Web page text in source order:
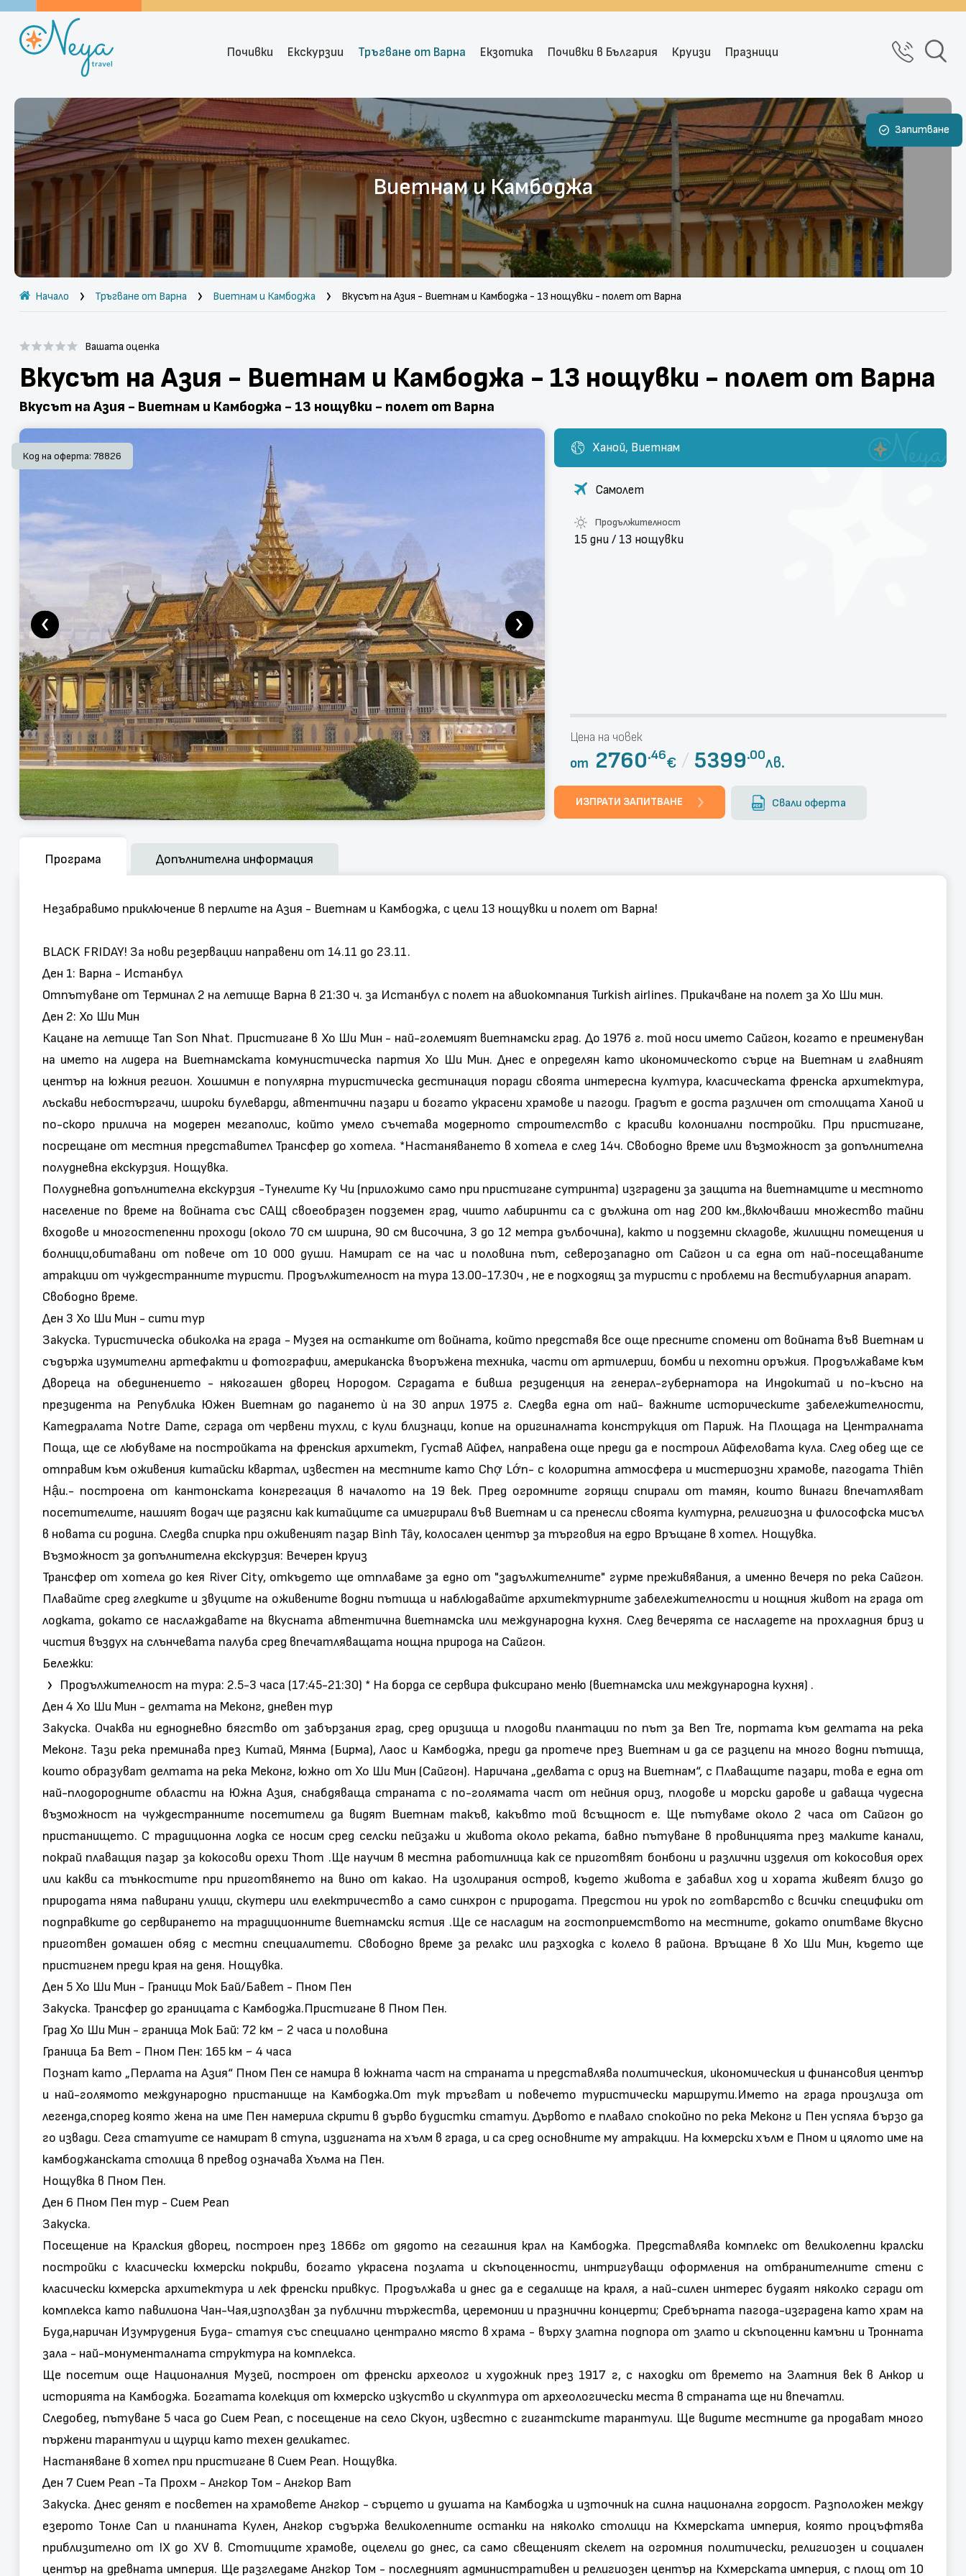
Почивки Екскурзии Тръгване от Варна Екзотика Почивки в България Круизи Празници
Виетнам и Камбоджа
Запитване
Начало Тръгване от Варна Виетнам и Камбоджа Вкусът на Азия - Виетнам и Камбоджа - 13 нощувки - полет от Варна
Вашата оценка
Вкусът на Азия - Виетнам и Камбоджа - 13 нощувки - полет от Варна
Вкусът на Азия - Виетнам и Камбоджа - 13 нощувки - полет от Варна
Код на оферта: 78826
Ханой, Виетнам
Самолет
Продължителност
15 дни / 13 нощувки
Цена на човек
от 2760.46€ / 5399.00лв.
ИЗПРАТИ ЗАПИТВАНЕ Свали оферта
Програма Допълнителна информация
Незабравимо приключение в перлите на Азия - Виетнам и Камбоджа, с цели 13 нощувки и полет от Варна!
BLACK FRIDAY! За нови резервации направени от 14.11 до 23.11.
Ден 1: Варна - Истанбул
Отпътуване от Терминал 2 на летище Варна в 21:30 ч. за Истанбул с полет на авиокомпания Turkish airlines. Прикачване на полет за Хо Ши мин.
Ден 2: Хо Ши Мин
Кацане на летище Tan Son Nhat. Пристигане в Хо Ши Мин - най-големият виетнамски град. До 1976 г. той носи името Сайгон, когато е преименуван
на името на лидера на Виетнамската комунистическа партия Хо Ши Мин. Днес е определян като икономическото сърце на Виетнам и главният
център на южния регион. Хошимин е популярна туристическа дестинация поради своята интересна култура, класическата френска архитектура,
лъскави небостъргачи, широки булеварди, автентични пазари и богато украсени храмове и пагоди. Градът е доста различен от столицата Ханой и
по-скоро прилича на модерен мегаполис, който умело съчетава модерното строителство с красиви колониални постройки. При пристигане,
посрещане от местния представител Трансфер до хотела. *Настаняването в хотела е след 14ч. Свободно време или възможност за допълнителна
полудневна екскурзия. Нощувка.
Полудневна допълнителна екскурзия -Тунелите Ку Чи (приложимо само при пристигане сутринта) изградени за защита на виетнамците и местното
население по време на войната със САЩ своеобразен подземен град, чиито лабиринти са с дължина от над 200 км.,включваши множество тайни
входове и многостепенни проходи (около 70 см ширина, 90 см височина, 3 до 12 метра дълбочина), както и подземни складове, жилищни помещения и
болници,обитавани от повече от 10 000 души. Намират се на час и половина път, северозападно от Сайгон и са една от най-посещаваните
атракции от чуждестранните туристи. Продължителност на тура 13.00-17.30ч , не е подходящ за туристи с проблеми на вестибуларния апарат.
Свободно време.
Ден 3 Хо Ши Мин - сити тур
Закуска. Туристическа обиколка на града - Музея на останките от войната, който представя все още пресните спомени от войната във Виетнам и
съдържа изумителни артефакти и фотографии, американска въоръжена техника, части от артилерии, бомби и пехотни оръжия. Продължаваме към
Двореца на обединението - някогашен дворец Нородом. Сградата е бивша резиденция на генерал-губернатора на Индокитай и по-късно на
президента на Република Южен Виетнам до падането ѝ на 30 април 1975 г. Следва една от най- важните историческите забележителности,
Катедралата Notre Dame, сграда от червени тухли, с кули близнаци, копие на оригиналната конструкция от Париж. На Площада на Централната
Поща, ще се любуваме на постройката на френския архитект, Густав Айфел, направена още преди да е построил Айфеловата кула. След обед ще се
отправим към оживения китайски квартал, известен на местните като Chợ Lớn- с колоритна атмосфера и мистериозни храмове, пагодата Thiên
Hậu.- построена от кантонската конгрегация в началото на 19 век. Пред огромните горящи спирали от тамян, които винаги впечатляват
посетителите, нашият водач ще разясни как китайците са имигрирали във Виетнам и са пренесли своята културна, религиозна и философска мисъл
в новата си родина. Следва спирка при оживеният пазар Bình Tây, колосален център за търговия на едро Връщане в хотел. Нощувка.
Възможност за допълнителна екскурзия: Вечерен круиз
Трансфер от хотела до кея River City, откъдето ще отплаваме за едно от "задължителните" гурме преживявания, а именно вечеря по река Сайгон.
Плавайте сред гледките и звуците на оживените водни пътища и наблюдавайте архитектурните забележителности и нощния живот на града от
лодката, докато се наслаждавате на вкусната автентична виетнамска или международна кухня. След вечерята се насладете на прохладния бриз и
чистия въздух на слънчевата палуба сред впечатляващата нощна природа на Сайгон.
Бележки:
Продължителност на тура: 2.5-3 часа (17:45-21:30) * На борда се сервира фиксирано меню (виетнамска или международна кухня) .
Ден 4 Хо Ши Мин - делтата на Меконг, дневен тур
Закуска. Очаква ни еднодневно бягство от забързания град, сред оризища и плодови плантации по път за Ben Tre, портата към делтата на река
Меконг. Тази река преминава през Китай, Мянма (Бирма), Лаос и Камбоджа, преди да протече през Виетнам и да се разцепи на много водни пътища,
които образуват делтата на река Меконг, южно от Хо Ши Мин (Сайгон). Наричана „делвата с ориз на Виетнам“, с Плаващите пазари, това е една от
най-плодородните области на Южна Азия, снабдяваща страната с по-голямата част от нейния ориз, плодове и морски дарове и даваща чудесна
възможност на чуждестранните посетители да видят Виетнам такъв, какъвто той всъщност е. Ще пътуваме около 2 часа от Сайгон до
пристанището. С традиционна лодка се носим сред селски пейзажи и живота около реката, бавно пътуване в провинцията през малките канали,
покрай плаващия пазар за кокосови орехи Thom .Ще научим в местна работилница как се приготвят бонбони и различни изделия от кокосовия орех
или какви са тънкостите при приготвянето на вино от какао. На изолирания остров, където живота е забавил ход и хората живеят близо до
природата няма павирани улици, скутери или електричество а само синхрон с природата. Предстои ни урок по готварство с всички специфики от
подправките до сервирането на традиционните виетнамски ястия .Ще се насладим на гостоприемството на местните, докато опитваме вкусно
приготвен домашен обяд с местни специалитети. Свободно време за релакс или разходка с колело в района. Връщане в Хо Ши Мин, където ще
пристигнем преди края на деня. Нощувка.
Ден 5 Хо Ши Мин - Граници Мок Бай/Бавет - Пном Пен
Закуска. Трансфер до границата с Камбоджа.Пристигане в Пном Пен.
Град Хо Ши Мин - граница Мок Бай: 72 км ~ 2 часа и половина
Граница Ба Вет - Пном Пен: 165 км ~ 4 часа
Познат като „Перлата на Азия“ Пном Пен се намира в южната част на страната и представлява политическия, икономическия и финансовия център
и най-голямото международно пристанище на Камбоджа.От тук тръгват и повечето туристически маршрути.Името на града произлиза от
легенда,според която жена на име Пен намерила скрити в дърво будистки статуи. Дървото е плавало спокойно по река Меконг и Пен успяла бързо да
го извади. Сега статуите се намират в ступа, издигната на хълм в града, и са сред основните му атракции. На кхмерски хълм е Пном и цялото име на
камбоджанската столица в превод означава Хълма на Пен.
Нощувка в Пном Пен.
Ден 6 Пном Пен тур - Сием Реап
Закуска.
Посещение на Кралския дворец, построен през 1866г oт дядото на сегашния крал на Камбоджа. Представлява комплекс от великолепни кралски
постройки с класически кхмерски покриви, богато украсена позлата и скъпоценности, интригуващи оформления на отбранителните стени с
класически кхмерска архитектура и лек френски привкус. Продължава и днес да е седалище на краля, а най-силен интерес будаят няколко сгради от
комплекса като павилиона Чан-Чая,използван за публични тържества, церемонии и празнични концерти; Сребърната пагода-изградена като храм на
Буда,наричан Изумрудения Буда- статуя със специално централно място в храма - върху златна подпора от злато и скъпоценни камъни и Тронната
зала - най-монументалната структура на комплекса.
Ще посетим още Националния Музей, построен от френски археолог и художник през 1917 г, с находки от времето на Златния век в Анкор и
историята на Камбоджа. Богатата колекция от кхмерско изкуство и скулптура от археологически места в страната ще ни впечатли.
Следобед, пътуване 5 часа до Сием Реап, с посещение на село Скуон, известно с гигантските тарантули. Ще видите местните да продават много
пържени тарантули и щурци като техен деликатес.
Настаняване в хотел при пристигане в Сием Реап. Нощувка.
Ден 7 Сием Реап -Та Прохм - Ангкор Том - Ангкор Ват
Закуска. Днес денят е посветен на храмовете Ангкор - сърцето и душата на Камбоджа и източник на силна национална гордост. Разположен между
езерото Тонле Сап и планината Кулен, Ангкор съдържа великолепните останки на няколко столици на Кхмерската империя, която процъфтява
приблизително от IX до XV в. Стотиците храмове, оцелели до днес, са само свещеният скелет на огромния политически, религиозен и социален
център на древната империя. Ще разгледаме Ангкор Том - последният административен и религиозен център на Кхмерската империя, с площ от 10